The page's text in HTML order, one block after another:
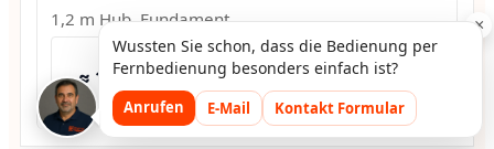
1,2 m Hub, Fundament
≈ 10.800–13.500 €
×
Wussten Sie schon, dass die Bedienung per
Fernbedienung besonders einfach ist?
Anrufen E-Mail Kontakt Formular